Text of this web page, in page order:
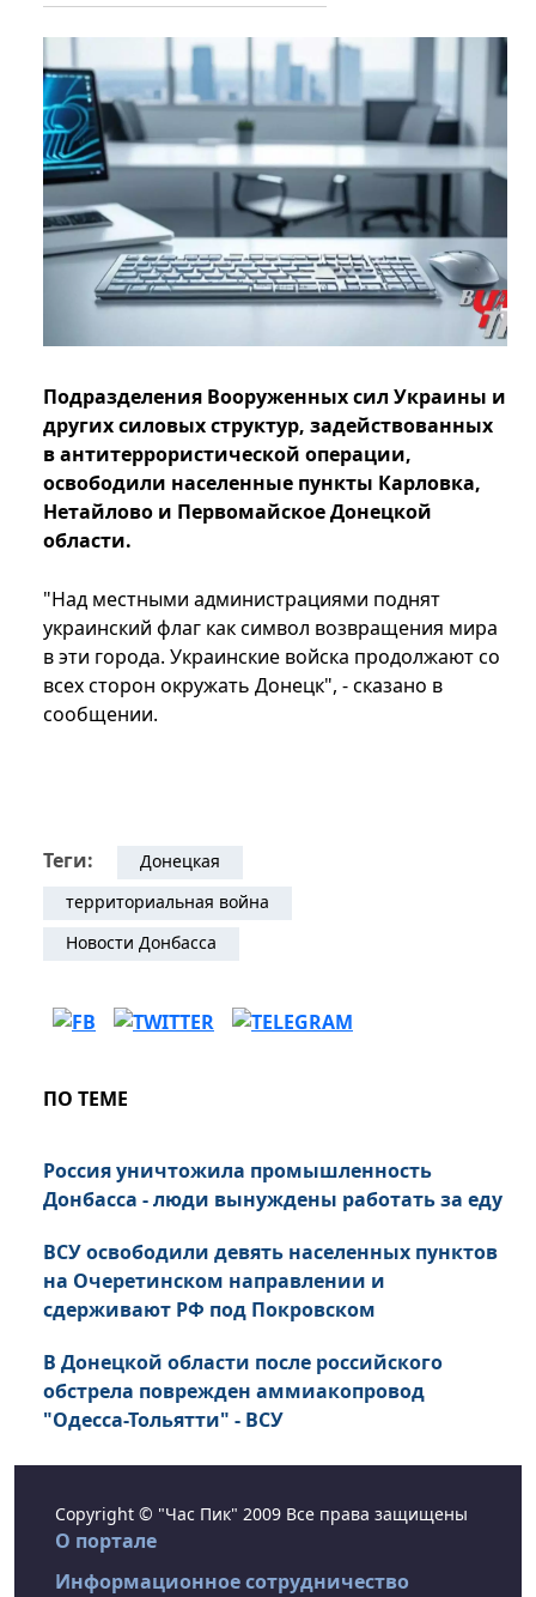
Подразделения Вооруженных сил Украины и
других силовых структур, задействованных
в антитеррористической операции,
освободили населенные пункты Карловка,
Нетайлово и Первомайское Донецкой
области.
"Над местными администрациями поднят
украинский флаг как символ возвращения мира
в эти города. Украинские войска продолжают со
всех сторон окружать Донецк", - сказано в
сообщении.
Теги:
Донецкая
территориальная война
Новости Донбасса
ПО ТЕМЕ
Россия уничтожила промышленность
Донбасса - люди вынуждены работать за еду
ВСУ освободили девять населенных пунктов
на Очеретинском направлении и
сдерживают РФ под Покровском
В Донецкой области после российского
обстрела поврежден аммиакопровод
"Одесса-Тольятти" - ВСУ
Copyright © "Час Пик" 2009 Все права защищены
О портале
Информационное сотрудничество